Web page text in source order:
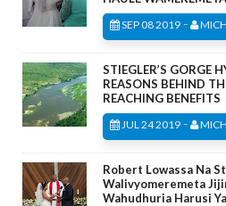
SEP 08 2019 -
STIEGLER’S GORGE
REASONS BEHIND
REACHING BENEFITS
JUL 24 2019 -
Robert Lowassa Na
Walivyomeremeta
Wahudhuria Harusi